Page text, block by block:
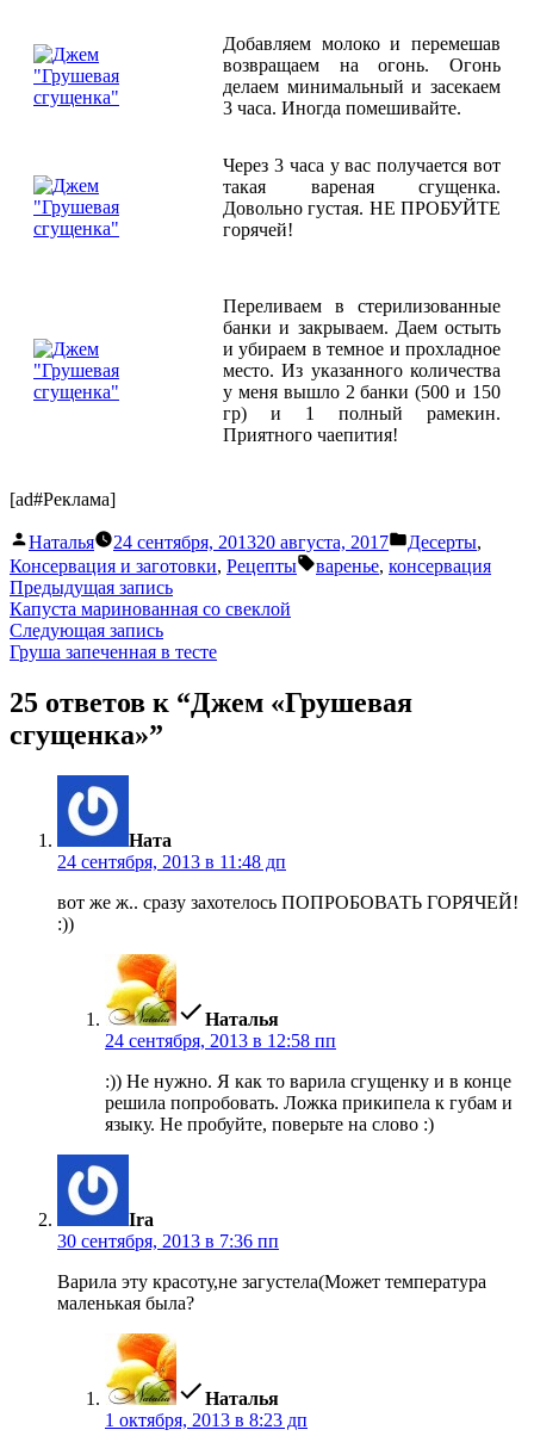
Добавляем молоко и перемешав
возвращаем на огонь. Огонь
делаем минимальный и засекаем
3 часа. Иногда помешивайте.
Через 3 часа у вас получается вот
такая вареная сгущенка.
Довольно густая. НЕ ПРОБУЙТЕ
горячей!
Переливаем в стерилизованные
банки и закрываем. Даем остыть
и убираем в темное и прохладное
место. Из указанного количества
у меня вышло 2 банки (500 и 150
гр) и 1 полный рамекин.
Приятного чаепития!
[ad#Реклама]
Написано
автором
Наталья 24 сентября, 201320 августа, 2017
Написано
в
Десерты,
Консервация и заготовки, Рецепты Метки:
варенье, консервация
Навигация
по
записям
Предыдущая записьПредыдущая
запись:
Капуста маринованная со свеклой
Следующая записьСледующая
запись:
Груша запеченная в тесте
25 ответов к “Джем «Грушевая
сгущенка»”
Ната
24 сентября, 2013 в 11:48 дп
вот же ж.. сразу захотелось ПОПРОБОВАТЬ ГОРЯЧЕЙ!
:))
Наталья
24 сентября, 2013 в 12:58 пп
:)) Не нужно. Я как то варила сгущенку и в конце
решила попробовать. Ложка прикипела к губам и
языку. Не пробуйте, поверьте на слово :)
Ira
30 сентября, 2013 в 7:36 пп
Варила эту красоту,не загустела(Может температура
маленькая была?
Наталья
1 октября, 2013 в 8:23 дп